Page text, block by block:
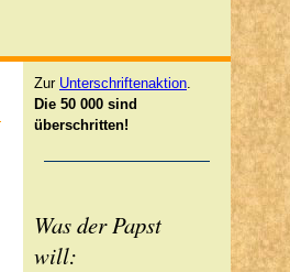
Zur Unterschriftenaktion.
Die 50 000 sind
überschritten!
Was der Papst
will: